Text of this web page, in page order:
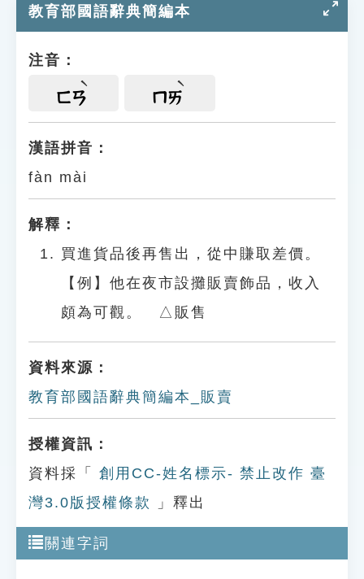
單字索引
遊戲專區
貓頭鷹博士
教育部國語辭典簡編本
注音：
ㄈㄢ ㄇㄞ
漢語拼音：
fàn mài
解釋：
買進貨品後再售出，從中賺取差價。
【例】他在夜市設攤販賣飾品，收入
頗為可觀。 △販售
資料來源：
教育部國語辭典簡編本_販賣
授權資訊：
資料採「
創用CC-姓名標示- 禁止改作 臺
灣3.0版授權條款
」釋出
關連字詞